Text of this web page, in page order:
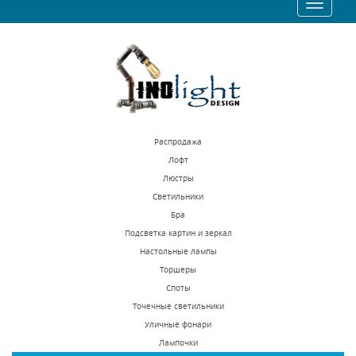
В наличии 1000 шт.
Toggle
Распродажа
Лофт
Люстры
Светильники
Бра
Подсветка картин и зеркал
Настольные лампы
Торшеры
Споты
Точечные светильники
Уличные фонари
Лампочки